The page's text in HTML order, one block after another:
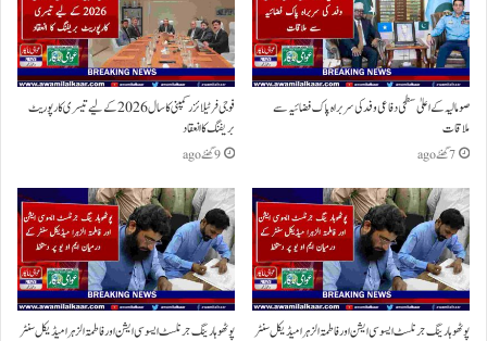
صومالیہ کے اعلیٰ سطحی دفاعی وفد کی سربراہ پاک فضائیہ سے
ملاقات
7 گھنٹے ago
فوجی فرٹیلائزر کمپنی کا سال 2026 کے لیے تیسری کارپوریٹ
بریفنگ کا انعقاد
9 گھنٹے ago
پوٹھوہار ینگ جرنلسٹ ایسوسی ایشن اور فاطمتہ الزہرا میڈیکل سنٹر
پوٹھوہار ینگ جرنلسٹ ایسوسی ایشن اور فاطمتہ الزہرا میڈیکل سنٹر